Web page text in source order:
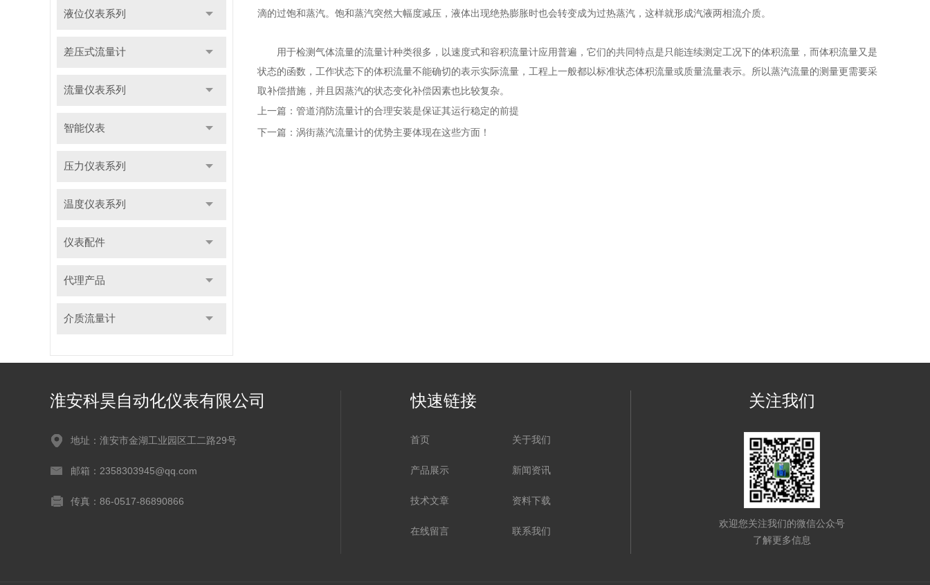
液位仪表系列
差压式流量计
流量仪表系列
智能仪表
压力仪表系列
温度仪表系列
仪表配件
代理产品
介质流量计
滴的过饱和蒸汽。饱和蒸汽突然大幅度减压，液体出现绝热膨胀时也会转变成为过热蒸汽，这样就形成汽液两相流介质。
用于检测气体流量的流量计种类很多，以速度式和容积流量计应用普遍，它们的共同特点是只能连续测定工况下的体积流量，而体积流量又是
状态的函数，工作状态下的体积流量不能确切的表示实际流量，工程上一般都以标准状态体积流量或质量流量表示。所以蒸汽流量的测量更需要采
取补偿措施，并且因蒸汽的状态变化补偿因素也比较复杂。
上一篇： 管道消防流量计的合理安装是保证其运行稳定的前提
下一篇： 涡街蒸汽流量计的优势主要体现在这些方面！
淮安科昊自动化仪表有限公司
地址：淮安市金湖工业园区工二路29号
邮箱：2358303945@qq.com
传真：86-0517-86890866
快速链接
首页 关于我们
产品展示 新闻资讯
技术文章 资料下载
在线留言 联系我们
关注我们
欢迎您关注我们的微信公众号
了解更多信息